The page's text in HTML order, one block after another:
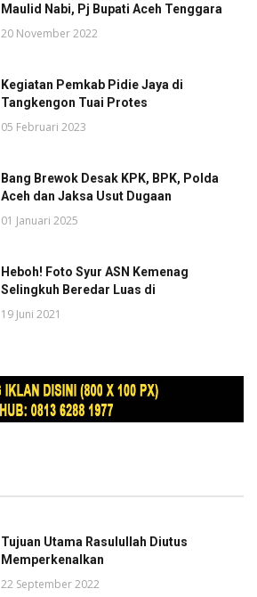
Maulid Nabi, Pj Bupati Aceh Tenggara
20 November 2022
Kegiatan Pemkab Pidie Jaya di
Tangkengon Tuai Protes
05 Februari 2023
Bang Brewok Desak KPK, BPK, Polda
Aceh dan Jaksa Usut Dugaan
01 Januari 2025
Heboh! Foto Syur ASN Kemenag
Selingkuh Beredar Luas di
19 Juni 2021
Tujuan Utama Rasulullah Diutus
Memperkenalkan
22 September 2022